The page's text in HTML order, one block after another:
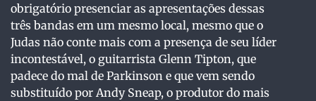
obrigatório presenciar as apresentações dessas
três bandas em um mesmo local, mesmo que o
Judas não conte mais com a presença de seu líder
incontestável, o guitarrista Glenn Tipton, que
padece do mal de Parkinson e que vem sendo
substituído por Andy Sneap, o produtor do mais